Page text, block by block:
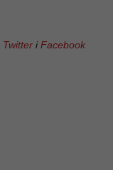
Twitter iFacebook